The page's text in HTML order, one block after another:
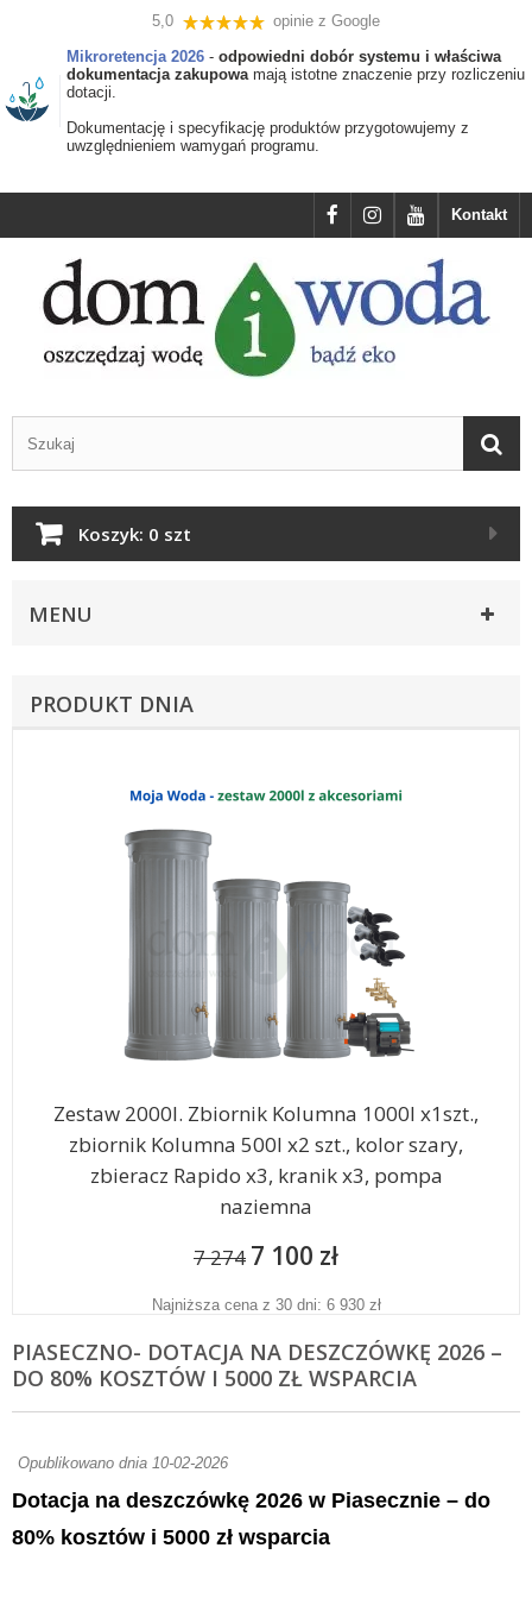
5,0
opinie z Google
Mikroretencja 2026 - odpowiedni dobór systemu i właściwa
dokumentacja zakupowamają istotne znaczenie przy rozliczeniu
dotacji.
Dokumentację i specyfikację produktów przygotowujemy z
uwzględnieniem wamygań programu.
Kontakt
Koszyk: 0 szt
MENU
PRODUKT DNIA
Zestaw 2000l. Zbiornik Kolumna 1000l x1szt.,
zbiornik Kolumna 500l x2 szt., kolor szary,
zbieracz Rapido x3, kranik x3, pompa
naziemna
7 274 7 100 zł
Najniższa cena z 30 dni: 6 930 zł
PIASECZNO- DOTACJA NA DESZCZÓWKĘ 2026 –
DO 80% KOSZTÓW I 5000 ZŁ WSPARCIA
Opublikowano dnia 10-02-2026
Dotacja na deszczówkę 2026 w Piasecznie – do
80% kosztów i 5000 zł wsparcia